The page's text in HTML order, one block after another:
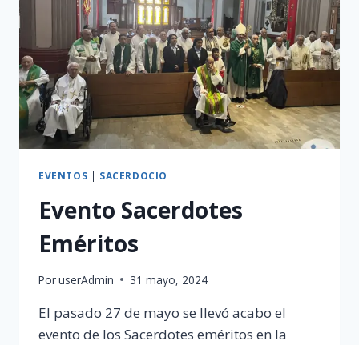
EVENTOS | SACERDOCIO
Evento Sacerdotes
Eméritos
PoruserAdmin 31 mayo, 2024
El pasado 27 de mayo se llevó acabo el
evento de los Sacerdotes eméritos en la